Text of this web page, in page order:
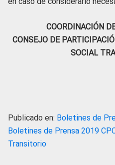
COORDINACIÓN
CONSEJO DE
SOCIAL
Publicado en: Boletines de
Boletines de Prensa 2019
Transitorio